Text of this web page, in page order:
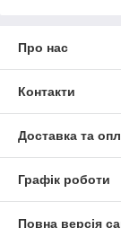
Про нас
Контакти
Доставка та
Графік роботи
Повна версія